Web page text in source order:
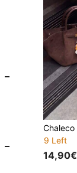
9 Left
14,90€